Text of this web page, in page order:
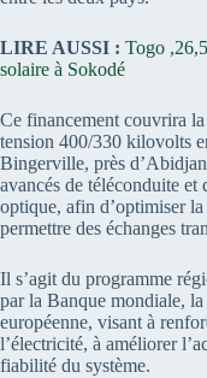
LIRE AUSSI : Togo
solaire à Sokodé
Ce financement couvrira
tension 400/330 kilovolts
Bingerville, près
avancés de téléconduite et
optique, afin d’optimiser
permettre des échanges
Il s’agit du programme
par la Banque mondiale,
européenne, visant à
l’électricité, à améliorer
fiabilité du système.